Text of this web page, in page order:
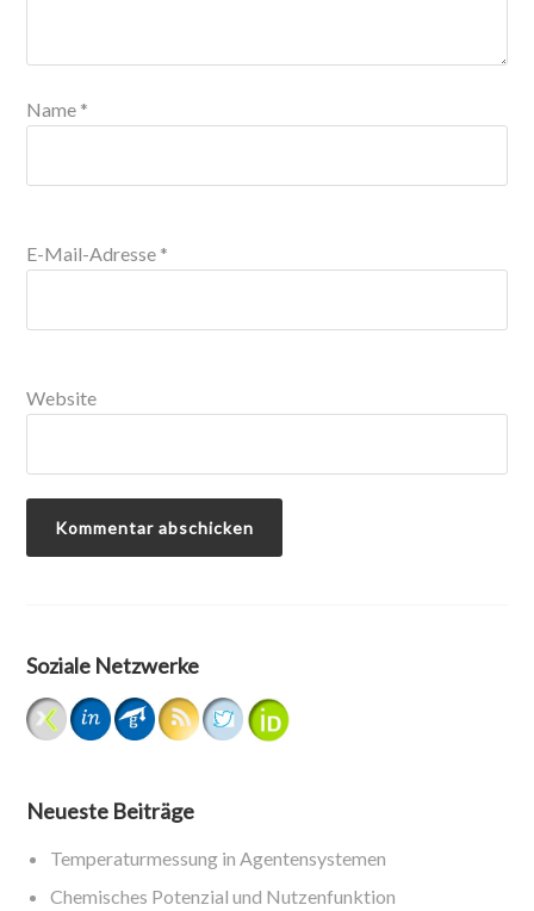
Name *
E-Mail-Adresse *
Website
Soziale Netzwerke
Neueste Beiträge
Temperaturmessung in Agentensystemen
Chemisches Potenzial und Nutzenfunktion